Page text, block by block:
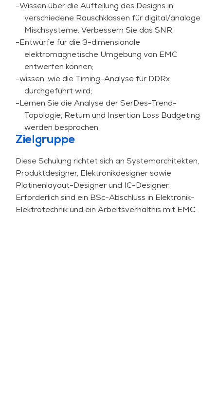
Es werden Demonstrationen zur Analyse von
Problemen mit Hyperlynx gegeben. Während der
praktischen Sitzungen verwenden die
Kursteilnehmer die Hyperlynx-Software, um
Systemteile mit SI-Problemen und die Wirkung
von Maßnahmen zur Reduzierung der SI-
Probleme zu analysieren. Hyperlynx ist ein
hochwertiges Werkzeug (in Kombination mit
Technologie-Dateien) für EMC, SI und PI-
Simulation. Hinweis: Der Kurs ist kein Tool-
Schulungskurs.
Maßnahmen zur Verbesserung der SI können nicht
Power Integrity (PI) zu berücksichtigen. Diese SI-
Maßnahmen können einen negativen Einfluss auf
EMC und PI haben. SI ist das Hauptthema dieses
-Wissen über die Aufteilung des Designs in
verschiedene Rauschklassen für digital/analoge
Mischsysteme. Verbessern Sie das SNR;
-Entwürfe für die 3-dimensionale
elektromagnetische Umgebung von EMC
entwerfen können;
-wissen, wie die Timing-Analyse für DDRx
durchgeführt wird;
-Lernen Sie die Analyse der SerDes-Trend-
Topologie, Return und Insertion Loss Budgeting
werden besprochen.
Zielgruppe
Diese Schulung richtet sich an Systemarchitekten,
Produktdesigner, Elektronikdesigner sowie
Platinenlayout-Designer und IC-Designer.
Erforderlich sind ein BSc-Abschluss in Elektronik-
Elektrotechnik und ein Arbeitsverhältnis mit EMC.